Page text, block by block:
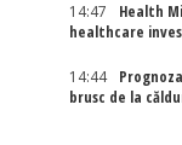
14:47
Health
healthcare
14:44
brusc de la